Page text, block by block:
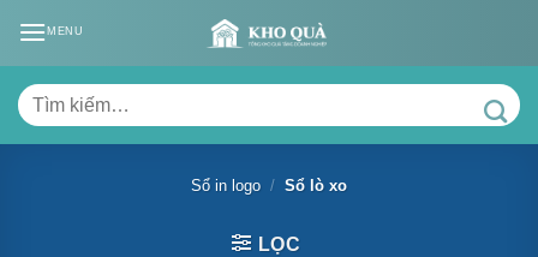
MENU
Tìm
kiếm:
Sổ in logo / Sổ lò xo
LỌC